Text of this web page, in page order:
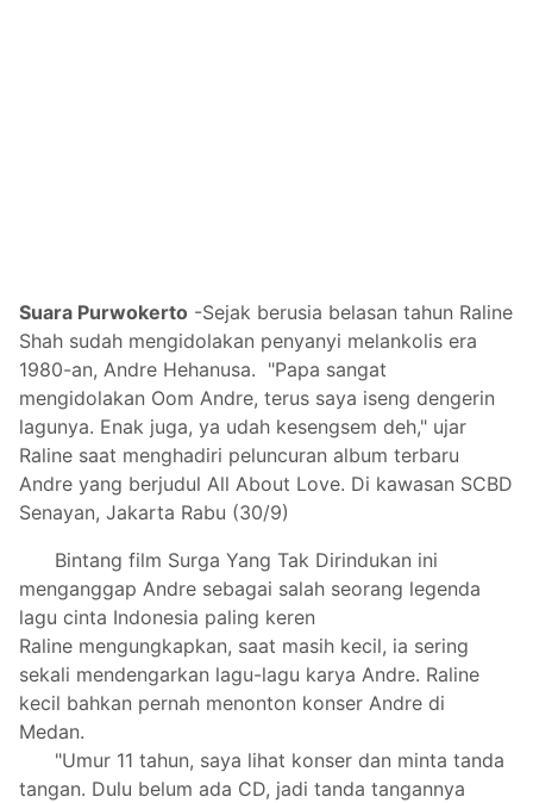
Suara Purwokerto -Sejak berusia belasan tahun Raline
Shah sudah mengidolakan penyanyi melankolis era
1980-an, Andre Hehanusa. "Papa sangat
mengidolakan Oom Andre, terus saya iseng dengerin
lagunya. Enak juga, ya udah kesengsem deh," ujar
Raline saat menghadiri peluncuran album terbaru
Andre yang berjudul All About Love. Di kawasan SCBD
Senayan, Jakarta Rabu (30/9)
Bintang film Surga Yang Tak Dirindukan ini
menganggap Andre sebagai salah seorang legenda
lagu cinta Indonesia paling keren
Raline mengungkapkan, saat masih kecil, ia sering
sekali mendengarkan lagu-lagu karya Andre. Raline
kecil bahkan pernah menonton konser Andre di
Medan.
"Umur 11 tahun, saya lihat konser dan minta tanda
tangan. Dulu belum ada CD, jadi tanda tangannya